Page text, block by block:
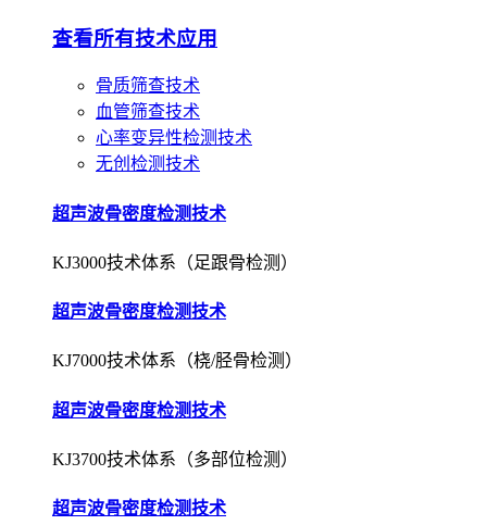
查看所有技术应用
骨质筛查技术
血管筛查技术
心率变异性检测技术
无创检测技术
超声波骨密度检测技术
KJ3000技术体系（足跟骨检测）
超声波骨密度检测技术
KJ7000技术体系（桡/胫骨检测）
超声波骨密度检测技术
KJ3700技术体系（多部位检测）
超声波骨密度检测技术